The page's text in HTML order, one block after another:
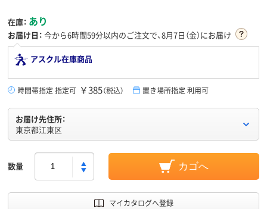
在庫： あり
お届け日： 今から6時間59分以内のご注文で、8月7日（金）にお届け
アスクル在庫商品
時間帯指定 指定可 ￥385（税込） 置き場所指定 利用可
お届け先住所：
東京都江東区
数量 カゴへ
マイカタログへ登録